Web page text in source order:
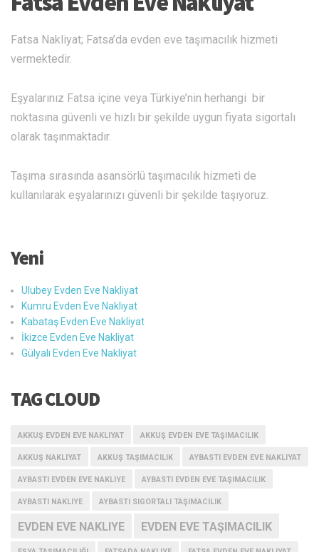
Fatsa Nakliyat; Fatsa’da evden eve taşımacılık hizmeti
vermektedir.
Eşyalarınız Fatsa içine veya Türkiye’nin herhangi bir
noktasına güvenli ve hızlı bir şekilde uygun fiyata sigortalı
olarak taşınmaktadır.
Taşıma sırasında asansörlü taşımacılık hizmeti de
kullanılarak eşyalarınızı güvenli bir şekilde taşıyoruz.
Yeni
Ulubey Evden Eve Nakliyat
Kumru Evden Eve Nakliyat
Kabataş Evden Eve Nakliyat
İkizce Evden Eve Nakliyat
Gülyalı Evden Eve Nakliyat
TAG CLOUD
AKKUŞ EVDEN EVE NAKLIYAT AKKUŞ EVDEN EVE TAŞIMACILIK
AKKUŞ NAKLIYAT AKKUŞ TAŞIMACILIK AYBASTI EVDEN EVE NAKLIYAT
AYBASTI EVDEN EVE NAKLIYE AYBASTI EVDEN EVE TAŞIMACILIK
AYBASTI NAKLIYE AYBASTI SIGORTALI TAŞIMACILIK
EVDEN EVE NAKLIYE EVDEN EVE TAŞIMACILIK